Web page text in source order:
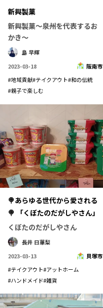
高知エリア
佐賀エリア
熊本エリア
宮崎エリア
沖縄エリア
特集コンテンツ
プレスリリース
MILCプロジェクト
Localist
地域豆知識
Sporkle
「人」から探す
記事ライター
新興製菓
新興製菓～泉州を代表するお
かき～
島 早輝
2023-03-18
阪南市
#地域貢献#テイクアウト#和の伝統
#親子で楽しむ
🍭あらゆる世代から愛される
🍭 「くぼたのだがしやさん」
くぼたのだがしやさん
長井 日華梨
2023-03-13
貝塚市
#テイクアウト#アットホーム
#ハンドメイド#雑貨